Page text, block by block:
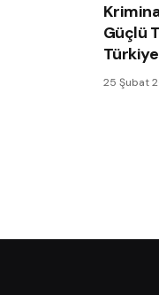
Güçlü
25 Şubat